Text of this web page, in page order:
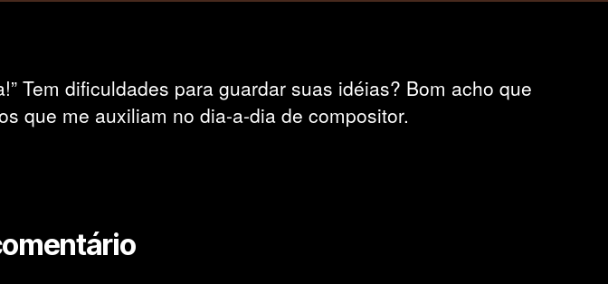
dificuldades para guardar suas idéias? Bom acho que
que me auxiliam no dia-a-dia de compositor.